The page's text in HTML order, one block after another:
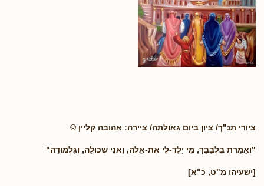
ציורי תנ"ך/ ציון ביום גאולתה/ ציירה: אהובה קליין ©
"וְאָמַרְתְּ בִּלְבָבֵךְ, מִי יָלַד-לִי אֶת-אֵלֶּה, וַאֲנִי שְׁכוּלָה, וְגַלְמוּדָה"
[ישעיהו מ"ט, כ"א]